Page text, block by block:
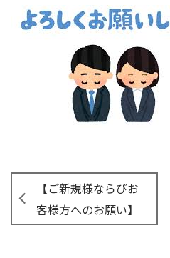
Store
Webストア
Recruit
求人情報
【ご新規様ならびお
客様方へのお願い】